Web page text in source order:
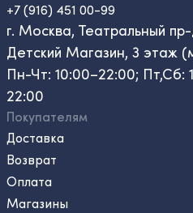
+7 (916) 451 00-99
г. Москва, Театральный
Детский Магазин, 3 этаж
Пн-Чт: 10:00–22:00; Пт,Сб:
22:00
Покупателям
Доставка
Возврат
Оплата
Магазины